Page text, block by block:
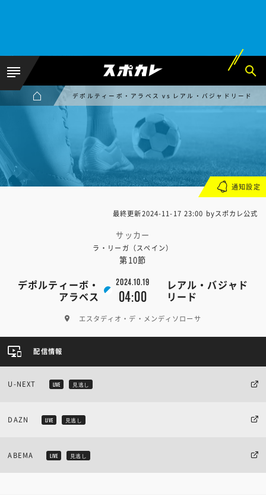
デポルティーボ・アラベス vs レアル・バジャドリード
最終更新2024-11-17 23:00 byスポカレ公式
サッカー
ラ・リーガ（スペイン）
第10節
デポルティーボ・
アラベス
2024.10.19
04:00
レアル・バジャド
リード
エスタディオ・デ・メンディソローサ
通知設定
配信情報
U-NEXT LIVE 見逃し
DAZN LIVE 見逃し
ABEMA LIVE 見逃し